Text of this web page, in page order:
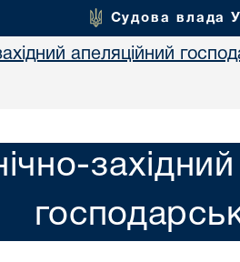
Судова влада
апеляційний